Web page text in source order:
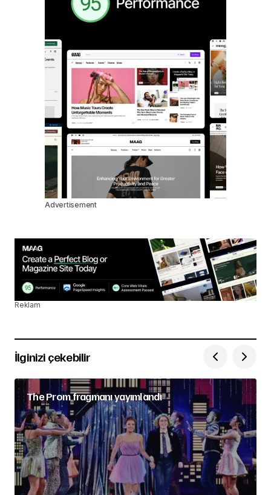
Advertisement
Reklam
İlginizi çekebilir
The Prom fragmanı yayımlandı